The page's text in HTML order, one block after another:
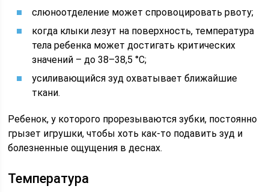
слюноотделение может спровоцировать рвоту;
когда клыки лезут на поверхность, температура
тела ребенка может достигать критических
значений – до 38–38,5 °C;
усиливающийся зуд охватывает ближайшие
ткани.
Ребенок, у которого прорезываются зубки, постоянно
грызет игрушки, чтобы хоть как-то подавить зуд и
болезненные ощущения в деснах.
Температура